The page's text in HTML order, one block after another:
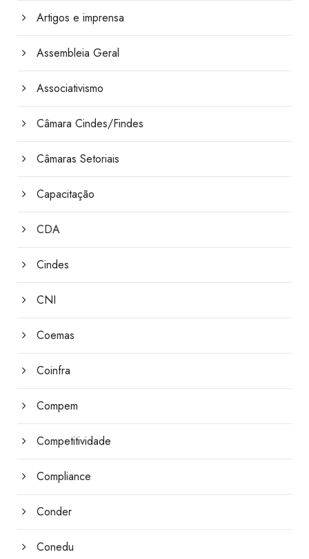
Artigos e imprensa
Assembleia Geral
Associativismo
Câmara Cindes/Findes
Câmaras Setoriais
Capacitação
CDA
Cindes
CNI
Coemas
Coinfra
Compem
Competitividade
Compliance
Conder
Conedu